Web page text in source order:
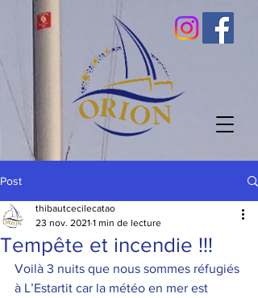
Post
Tempête et incendie !!!
thibautcecilecatao
23 nov. 2021 1 min de lecture
Voilà 3 nuits que nous sommes réfugiés
à L’Estartit car la météo en mer est